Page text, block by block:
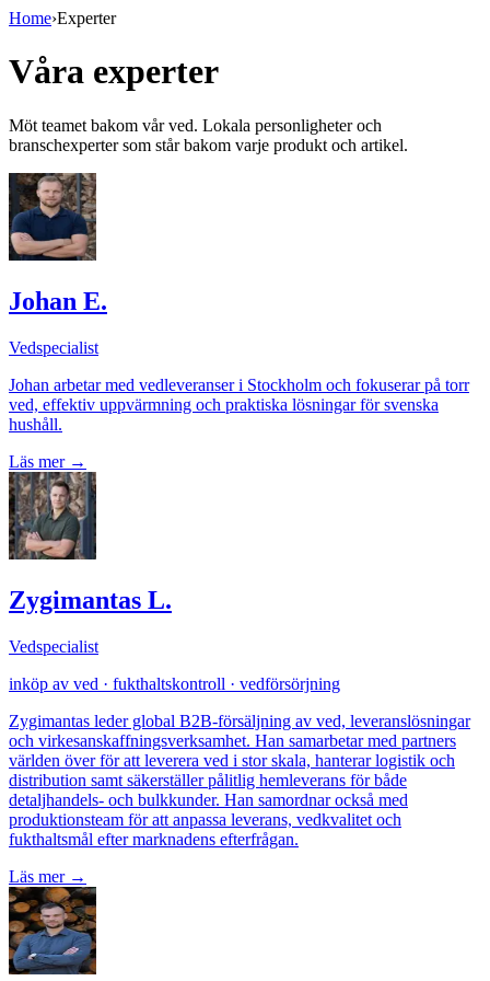
Home›Experter
Våra experter
Möt teamet bakom vår ved. Lokala personligheter och
branschexperter som står bakom varje produkt och artikel.
Johan E.
Vedspecialist
Johan arbetar med vedleveranser i Stockholm och fokuserar på torr
ved, effektiv uppvärmning och praktiska lösningar för svenska
hushåll.
Läs mer→
Zygimantas L.
Vedspecialist
inköp av ved · fukthaltskontroll · vedförsörjning
Zygimantas leder global B2B-försäljning av ved, leveranslösningar
och virkesanskaffningsverksamhet. Han samarbetar med partners
världen över för att leverera ved i stor skala, hanterar logistik och
distribution samt säkerställer pålitlig hemleverans för både
detaljhandels- och bulkkunder. Han samordnar också med
produktionsteam för att anpassa leverans, vedkvalitet och
fukthaltsmål efter marknadens efterfrågan.
Läs mer→